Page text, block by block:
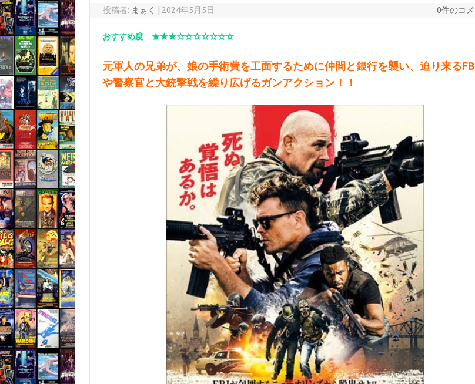
投稿者: まぁく 2024年5月5日 0件のコメ
おすすめ度 ★★★☆☆☆☆☆☆☆
元軍人の兄弟が、娘の手術費を工面するために仲間と銀行を襲い、迫り来る
や警察官と大銃撃戦を繰り広げるガンアクション！！